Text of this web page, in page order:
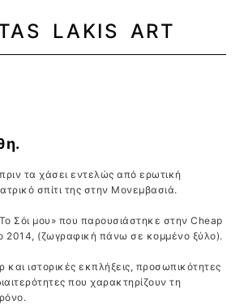
LAKIS ART
τα χάσει εντελώς από ερωτική
σπίτι της στην Μονεμβασιά.
Σόι μου» που παρουσιάστηκε στην Cheap
2014, (ζωγραφική πάνω σε κομμένο ξύλο).
και ιστορικές εκπλήξεις, προσωπικότητες
που χαρακτηρίζουν τη